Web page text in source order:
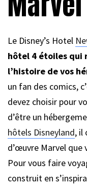
Le Disney’s Hotel
hôtel 4 étoiles qui
l’histoire de vos
un fan des comics,
devez choisir pour
d’être un
hôtels Disneyland, il
d’œuvre Marvel que
Pour vous faire
construit en